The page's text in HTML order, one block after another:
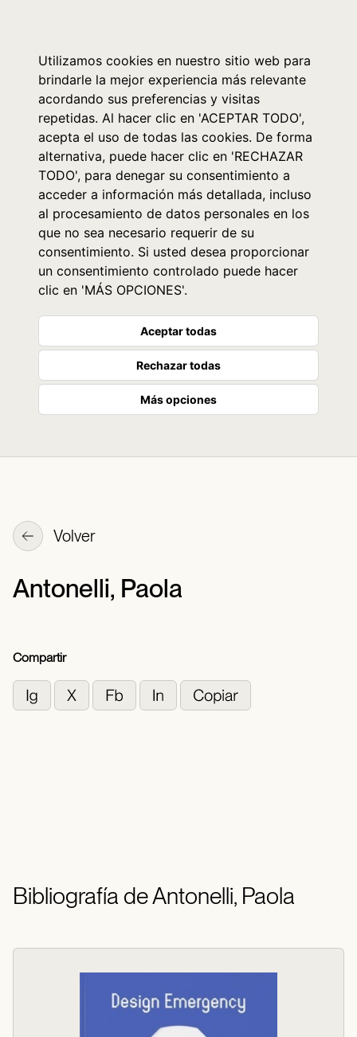
Utilizamos cookies en nuestro sitio web para
brindarle la mejor experiencia más relevante
acordando sus preferencias y visitas
repetidas. Al hacer clic en 'ACEPTAR TODO',
acepta el uso de todas las cookies. De forma
alternativa, puede hacer clic en 'RECHAZAR
TODO', para denegar su consentimiento a
acceder a información más detallada, incluso
al procesamiento de datos personales en los
que no sea necesario requerir de su
consentimiento. Si usted desea proporcionar
un consentimiento controlado puede hacer
clic en 'MÁS OPCIONES'.
Aceptar todas
Rechazar todas
Más opciones
Volver
Antonelli, Paola
Compartir
Bibliografía de Antonelli, Paola